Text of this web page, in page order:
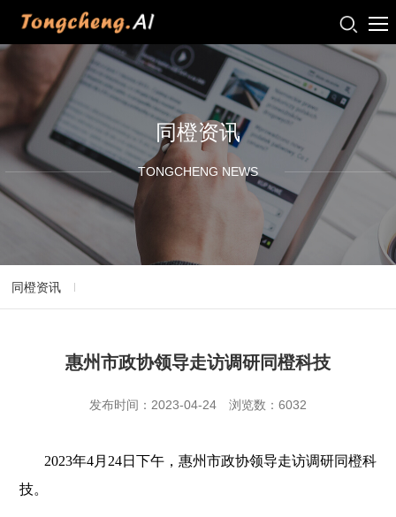
同橙资讯
TONGCHENG NEWS
同橙资讯
惠州市政协领导走访调研同橙科技
发布时间：2023-04-24 浏览数：6032
2023年4月24日下午， 惠州市政协领导走访调研同橙科
技。